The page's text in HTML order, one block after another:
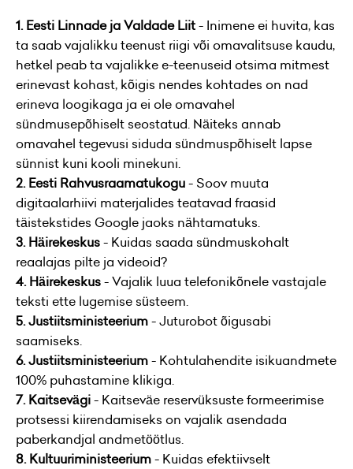
1. Eesti Linnade ja Valdade Liit- Inimene ei huvita, kas
ta saab vajalikku teenust riigi või omavalitsuse kaudu,
hetkel peab ta vajalikke e-teenuseid otsima mitmest
erinevast kohast, kõigis nendes kohtades on nad
erineva loogikaga ja ei ole omavahel
sündmusepõhiselt seostatud. Näiteks annab
omavahel tegevusi siduda sündmuspõhiselt lapse
sünnist kuni kooli minekuni.
2. Eesti Rahvusraamatukogu- Soov muuta
digitaalarhiivi materjalides teatavad fraasid
täistekstides Google jaoks nähtamatuks.
3. Häirekeskus- Kuidas saada sündmuskohalt
reaalajas pilte ja videoid?
4. Häirekeskus- Vajalik luua telefonikõnele vastajale
teksti ette lugemise süsteem.
5. Justiitsministeerium- Juturobot õigusabi
saamiseks.
6. Justiitsministeerium- Kohtulahendite isikuandmete
100% puhastamine klikiga.
7. Kaitsevägi- Kaitseväe reservüksuste formeerimise
protsessi kiirendamiseks on vajalik asendada
paberkandjal andmetöötlus.
8. Kultuuriministeerium- Kuidas efektiivselt